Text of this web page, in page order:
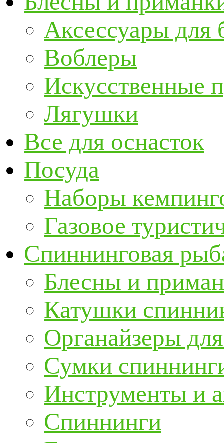
Аксессуары для
Воблеры
Искусственные
Лягушки
Все для оснасток
Посуда
Наборы
Газовое
Спиннинговая
Блесны и
Катушки
Органайзеры
Сумки
Инструменты и
Спиннинги